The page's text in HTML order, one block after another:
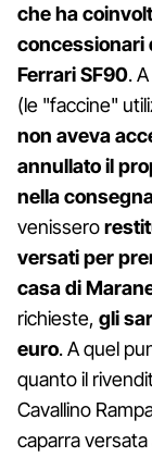
che ha
concessionari
Ferrari SF90.
(le "faccine"
non aveva
annullato il
nella
venissero
versati per
casa di
richieste, gli
euro. A quel
quanto il
Cavallino
caparra